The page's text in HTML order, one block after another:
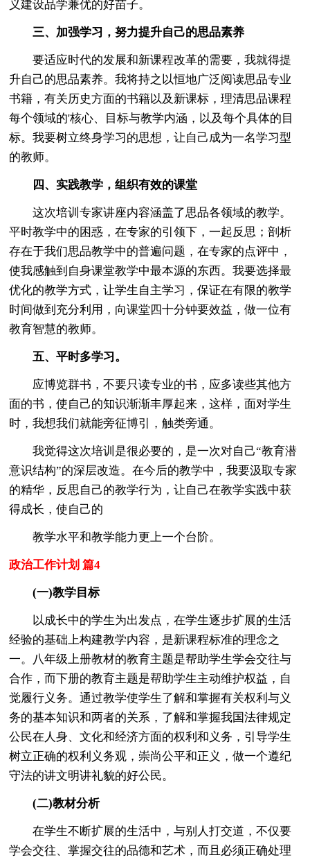
义建设品学兼优的好苗子。
三、加强学习，努力提升自己的思品素养
要适应时代的发展和新课程改革的需要，我就得提
升自己的思品素养。我将持之以恒地广泛阅读思品专业
书籍，有关历史方面的书籍以及新课标，理清思品课程
每个领域的'核心、目标与教学内涵，以及每个具体的目
标。我要树立终身学习的思想，让自己成为一名学习型
的教师。
四、实践教学，组织有效的课堂
这次培训专家讲座内容涵盖了思品各领域的教学。
平时教学中的困惑，在专家的引领下，一起反思；剖析
存在于我们思品教学中的普遍问题，在专家的点评中，
使我感触到自身课堂教学中最本源的东西。我要选择最
优化的教学方式，让学生自主学习，保证在有限的教学
时间做到充分利用，向课堂四十分钟要效益，做一位有
教育智慧的教师。
五、平时多学习。
应博览群书，不要只读专业的书，应多读些其他方
面的书，使自己的知识渐渐丰厚起来，这样，面对学生
时，我想我们就能旁征博引，触类旁通。
我觉得这次培训是很必要的，是一次对自己“教育潜
意识结构”的深层改造。在今后的教学中，我要汲取专家
的精华，反思自己的教学行为，让自己在教学实践中获
得成长，使自己的
教学水平和教学能力更上一个台阶。
政治工作计划 篇4
(一)教学目标
以成长中的学生为出发点，在学生逐步扩展的生活
经验的基础上构建教学内容，是新课程标准的理念之
一。八年级上册教材的教育主题是帮助学生学会交往与
合作，而下册的教育主题是帮助学生主动维护权益，自
觉履行义务。通过教学使学生了解和掌握有关权利与义
务的基本知识和两者的关系，了解和掌握我国法律规定
公民在人身、文化和经济方面的权利和义务，引导学生
树立正确的权利义务观，崇尚公平和正义，做一个遵纪
守法的讲文明讲礼貌的好公民。
(二)教材分析
在学生不断扩展的生活中，与别人打交道，不仅要
学会交往、掌握交往的品德和艺术，而且必须正确处理